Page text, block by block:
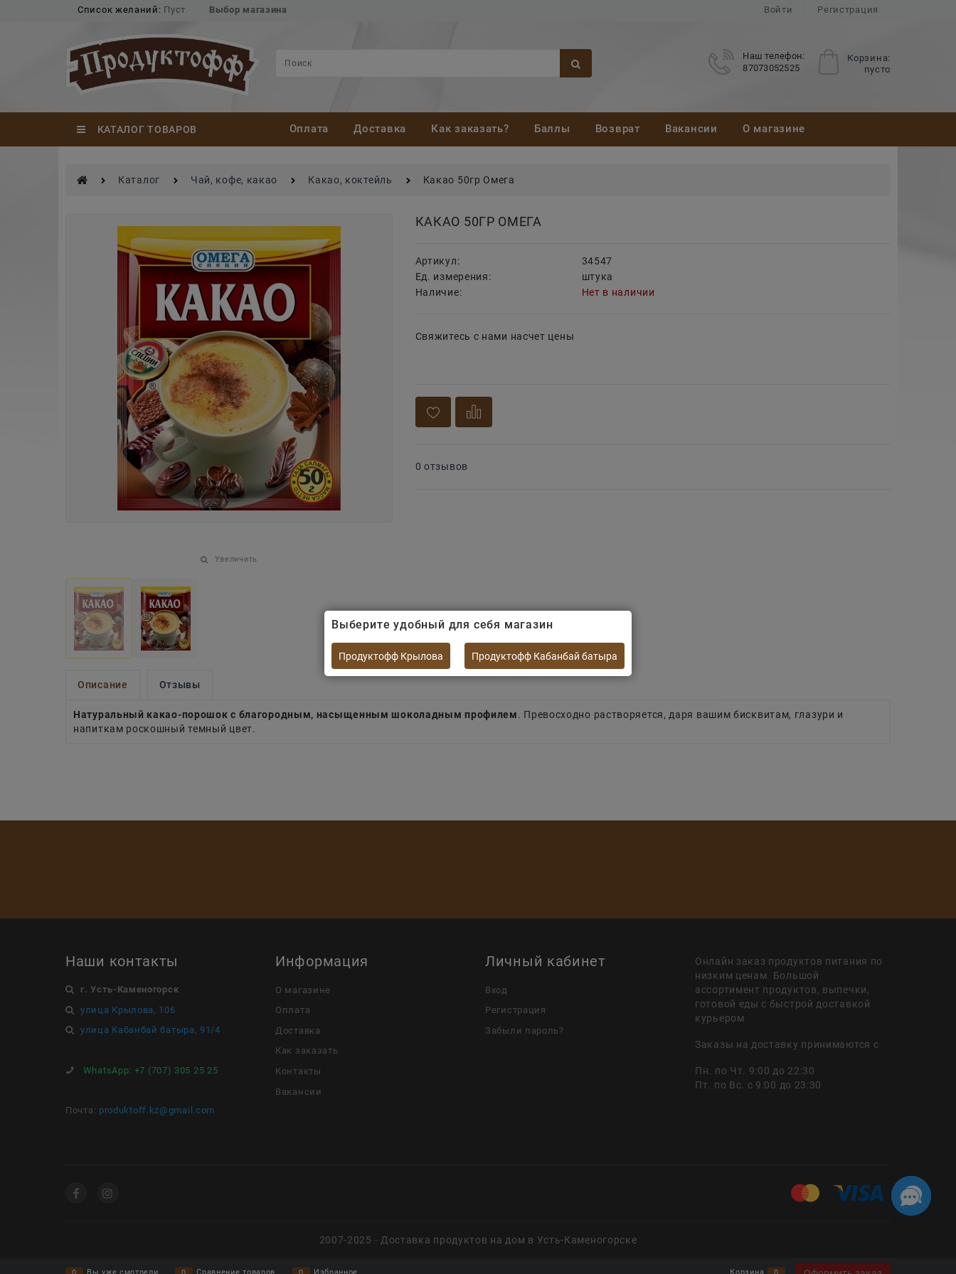
Список желаний: Пуст Выбор магазина Войти Регистрация
Корзина:
пусто
Наш телефон:
87073052525
КАТАЛОГ ТОВАРОВ Оплата Доставка Как заказать? Баллы Возврат Вакансии О магазине
Каталог Чай, кофе, какао Какао, коктейль Какао 50гр Омега
Увеличить
КАКАО 50ГР ОМЕГА
Артикул:
34547
Ед. измерения:
штука
Наличие:
Нет в наличии
Свяжитесь с нами насчет цены
0 отзывов
Описание Отзывы
Натуральный какао-порошок с благородным, насыщенным шоколадным профилем. Превосходно растворяется, даря вашим бисквитам, глазури и
напиткам роскошный темный цвет.
Наши контакты
г. Усть-Каменогорск
улица Крылова, 106
улица Кабанбай батыра, 91/4
WhatsApp: +7 (707) 305 25 25
Почта: produktoff.kz@gmail.com
Информация
О магазине
Оплата
Доставка
Как заказать
Контакты
Вакансии
Личный кабинет
Вход
Регистрация
Забыли пароль?
Онлайн заказ продуктов питания по
низким ценам. Большой
ассортимент продуктов, выпечки,
готовой еды с быстрой доставкой
курьером
Заказы на доставку принимаются с
Пн. по Чт. 9:00 до 22:30
Пт. по Вс. с 9:00 до 23:30
2007-2025 - Доставка продуктов на дом в Усть-Каменогорске
Выберите удобный для себя магазин
Продуктофф Крылова Продуктофф Кабанбай батыра